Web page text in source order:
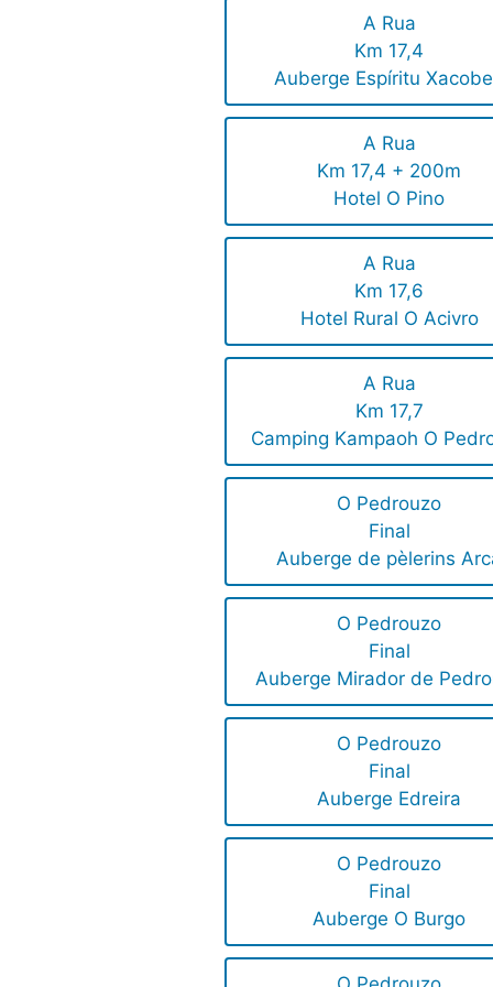
A Rua
Km 17,4
Auberge Espíritu
A Rua
Km 17,4 + 200m
Hotel O Pino
A Rua
Km 17,6
Hotel Rural O Acivro
A Rua
Km 17,7
Camping Kampaoh O
O Pedrouzo
Final
Auberge de pèlerins
O Pedrouzo
Final
Auberge Mirador de
O Pedrouzo
Final
Auberge Edreira
O Pedrouzo
Final
Auberge O Burgo